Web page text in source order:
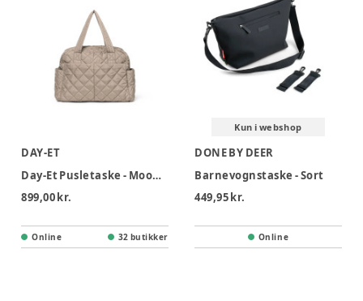
DAY-ET
Day-Et Pusletaske - Moon Rock
899,00 kr.
Online 32 butikker
Kun i webshop
DONE BY DEER
Barnevognstaske - Sort
449,95 kr.
Online